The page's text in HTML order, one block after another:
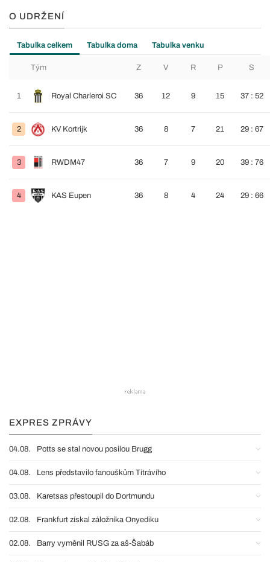
O UDRŽENÍ
Tabulka celkem Tabulka doma Tabulka venku
Tým Z V R P S
1 Royal Charleroi SC 36 12 9 15 37 : 52
2 KV Kortrijk 36 8 7 21 29 : 67
3 RWDM47 36 7 9 20 39 : 76
4 KAS Eupen 36 8 4 24 29 : 66
EXPRES ZPRÁVY
04.08. Potts se stal novou posilou Brugg
04.08. Lens představilo fanouškům Títrávího
03.08. Karetsas přestoupil do Dortmundu
02.08. Frankfurt získal záložníka Onyediku
02.08. Barry vyměnil RUSG za aš-Šabáb